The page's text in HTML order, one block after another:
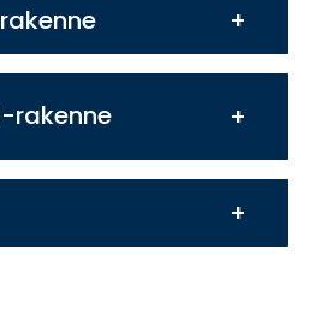
rakenne